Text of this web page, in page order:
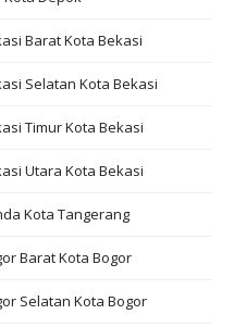
Barat Kota Bekasi
Selatan Kota Bekasi
Timur Kota Bekasi
Utara Kota Bekasi
Kota Tangerang
Barat Kota Bogor
Selatan Kota Bogor